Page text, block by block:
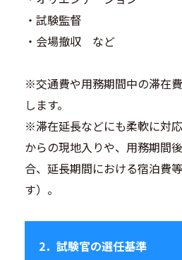
・試験監督
・会場撤収 など
※交通費や用務期間中の滞在
します。
※滞在延長などにも柔軟に対
からの現地入りや、用務期間
合、延長期間における宿泊費
す）。
2．試験官の選任基準